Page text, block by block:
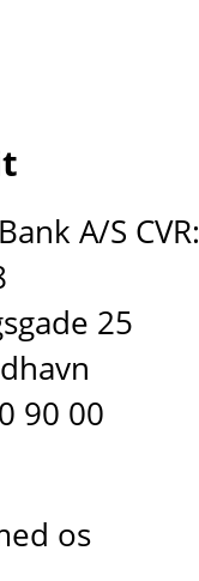
A/S CVR:
25
90 00
os